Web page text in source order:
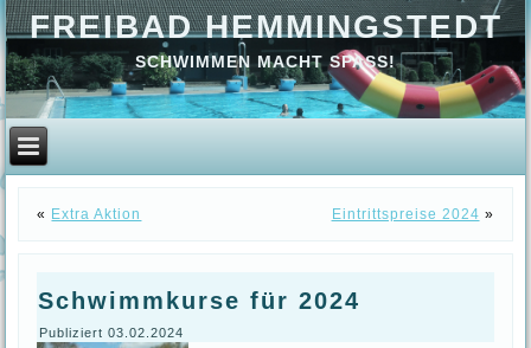
FREIBAD HEMMINGSTEDT
SCHWIMMEN MACHT SPASS!
« Extra Aktion Eintrittspreise 2024 »
Schwimmkurse für 2024
Publiziert 03.02.2024